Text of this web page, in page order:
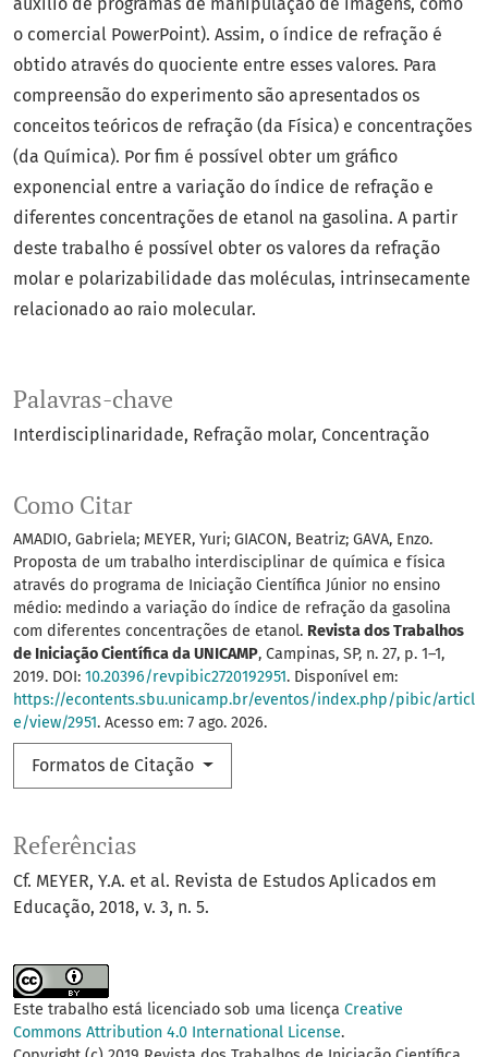
Palavras-chave
Interdisciplinaridade Refração molar Concentração
Como Citar
AMADIO, Gabriela; MEYER, Yuri; GIACON, Beatriz; GAVA, Enzo.
Proposta de um trabalho interdisciplinar de química e física
através do programa de Iniciação Científica Júnior no ensino
médio: medindo a variação do índice de refração da gasolina
com diferentes concentrações de etanol. Revista dos Trabalhos
de Iniciação Científica da UNICAMP, Campinas, SP, n. 27, p. 1–1,
2019. DOI: 10.20396/revpibic2720192951. Disponível em:
https://econtents.sbu.unicamp.br/eventos/index.php/pibic/articl
e/view/2951. Acesso em: 7 ago. 2026.
Formatos de Citação
auxílio de programas de manipulação de imagens, como
o comercial PowerPoint). Assim, o índice de refração é
obtido através do quociente entre esses valores. Para
compreensão do experimento são apresentados os
conceitos teóricos de refração (da Física) e concentrações
(da Química). Por fim é possível obter um gráfico
exponencial entre a variação do índice de refração e
diferentes concentrações de etanol na gasolina. A partir
deste trabalho é possível obter os valores da refração
molar e polarizabilidade das moléculas, intrinsecamente
relacionado ao raio molecular.
Referências
Cf. MEYER, Y.A. et al. Revista de Estudos Aplicados em
Educação, 2018, v. 3, n. 5.
Este trabalho está licenciado sob uma licença Creative
Commons Attribution 4.0 International License.